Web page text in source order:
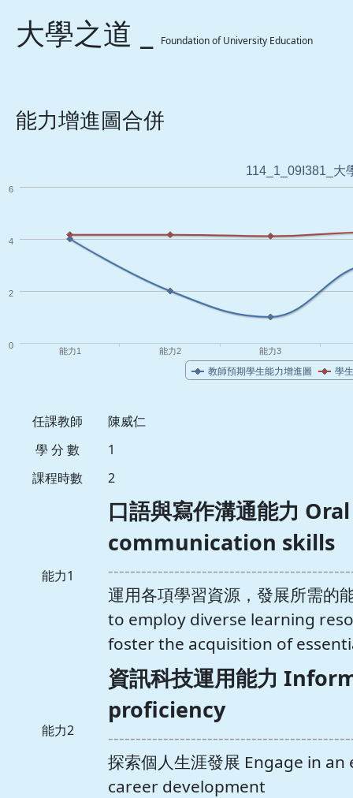
大學之道 _ Foundation of University Education
能力增進圖合併
任課教師
陳威仁
學 分 數
1
課程時數
2
能力1
口語與寫作溝通能力
communication skills
運用各項學習資源，發展所需
to employ diverse learning
foster the acquisition of
能力2
資訊科技運用能力
proficiency
探索個人生涯發展 Engage in
career development